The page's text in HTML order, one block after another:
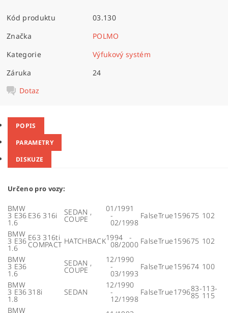
Kód produktu
03.130
Značka
POLMO
Kategorie
Výfukový systém
Záruka
24
Dotaz
POPIS
PARAMETRY
DISKUZE
Určeno pro vozy:
BMW
3 E36
1.6
E36 316i SEDAN ,
COUPE
01/1991
-
02/1998
FalseTrue159675 102
BMW
3 E36
1.6
E63 316ti
COMPACT HATCHBACK1994 -
08/2000 FalseTrue159675 102
BMW
3 E36
1.6
SEDAN ,
COUPE
12/1990
-
03/1993
FalseTrue159674 100
BMW
3 E36
1.8
318i SEDAN
12/1990
-
12/1998
FalseTrue179683-
85
113-
115
BMW